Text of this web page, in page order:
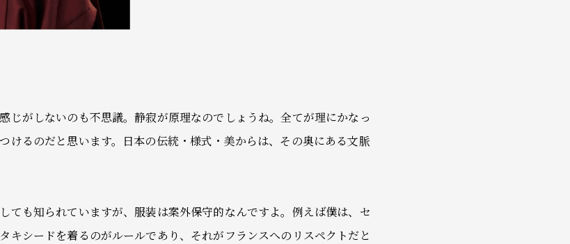
じがしないのも不思議。静寂が原理なのでしょうね。全てが理にかなっ
けるのだと思います。日本の伝統・様式・美からは、その奥にある文脈
ても知られていますが、服装は案外保守的なんですよ。例えば僕は、セ
キシードを着るのがルールであり、それがフランスへのリスペクトだと